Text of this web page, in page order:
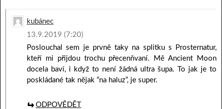
kubánec
13.9.2019 (7:20)
Poslouchal sem je prvně taky na splitku s Prosternatur,
kteří mi přijdou trochu přecenňvaní. Mě Ancient Moon
docela baví, i když to není žádná ultra šupa. To jak je to
poskládané tak nějak “na haluz”, je super.
ODPOVĚDĚT